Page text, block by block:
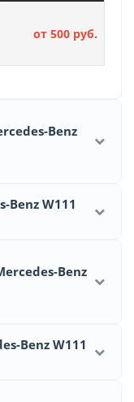
от 500 руб.
Benz
Benz W111
Benz
Benz W111